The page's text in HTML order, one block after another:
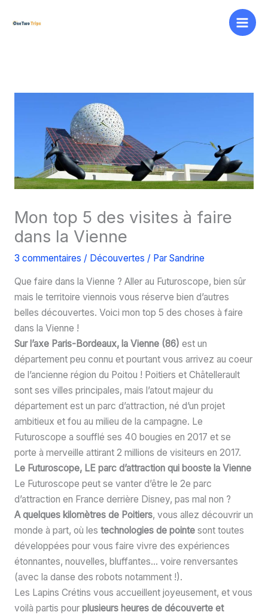
Mon top 5 des visites à faire
dans la Vienne
3 commentaires / Découvertes / Par Sandrine
Que faire dans la Vienne ? Aller au Futuroscope, bien sûr
mais le territoire viennois vous réserve bien d’autres
belles découvertes. Voici mon top 5 des choses à faire
dans la Vienne !
Sur l’axe Paris-Bordeaux, la Vienne (86) est un
département peu connu et pourtant vous arrivez au coeur
de l’ancienne région du Poitou ! Poitiers et Châtellerault
sont ses villes principales, mais l’atout majeur du
département est un parc d’attraction, né d’un projet
ambitieux et fou au milieu de la campagne. Le
Futuroscope a soufflé ses 40 bougies en 2017 et se
porte à merveille attirant 2 millions de visiteurs en 2017.
Le Futuroscope, LE parc d’attraction qui booste la Vienne
Le Futuroscope peut se vanter d’être le 2e parc
d’attraction en France derrière Disney, pas mal non ?
A quelques kilomètres de Poitiers, vous allez découvrir un
monde à part, où les technologies de pointesont toutes
développées pour vous faire vivre des expériences
étonnantes, nouvelles, bluffantes… voire renversantes
(avec la danse des robots notamment !).
Les Lapins Crétins vous accueillent joyeusement, et vous
voilà partis pour plusieurs heures de découverte et